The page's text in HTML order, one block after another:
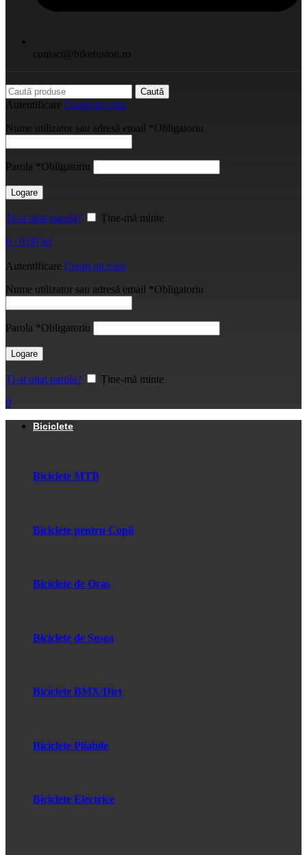
contact@bikefusion.ro
Caută
Autentificare Creați un cont
Nume utilizator sau adresă email *Obligatoriu
Parola *Obligatoriu
Logare
Ți-ai uitat parola?
Ține-mă minte
0 / 0,00 lei
Autentificare Creați un cont
Nume utilizator sau adresă email *Obligatoriu
Parola *Obligatoriu
Logare
Ți-ai uitat parola?
Ține-mă minte
0
Biciclete
Biciclete MTB
Biciclete pentru Copii
Biciclete de Oras
Biciclete de Sosea
Biciclete BMX/Dirt
Biciclete Pliabile
Biciclete Electrice